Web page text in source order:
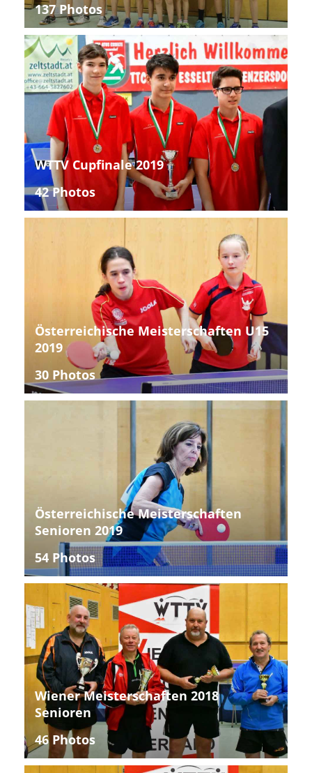
137 Photos
WTTV Cupfinale 2019
42 Photos
Österreichische Meisterschaften U15
2019
30 Photos
Österreichische Meisterschaften
Senioren 2019
54 Photos
Wiener Meisterschaften 2018
Senioren
46 Photos